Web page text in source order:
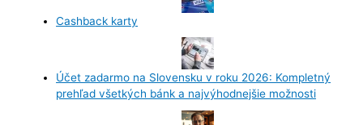
Cashback karty
Účet zadarmo na Slovensku v roku 2026: Kompletný
prehľad všetkých bánk a najvýhodnejšie možnosti